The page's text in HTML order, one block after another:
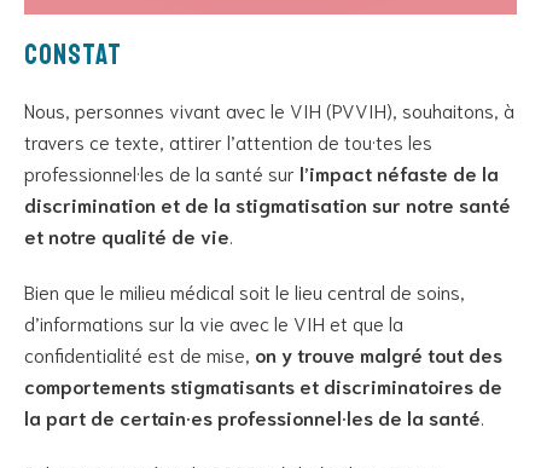
Constat
Nous, personnes vivant avec le VIH (PVVIH), souhaitons, à
travers ce texte, attirer l’attention de tou·tes les
professionnel·les de la santé sur l’impact néfaste de la
discrimination et de la stigmatisation sur notre santé
et notre qualité de vie
Bien que le milieu médical soit le lieu central de soins,
d’informations sur la vie avec le VIH et que la
confidentialité est de mise, on y trouve malgré tout des
comportements stigmatisants et discriminatoires de
la part de certain·es professionnel·les de la santé